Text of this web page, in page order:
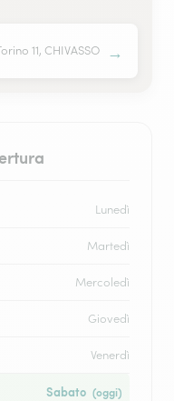
11, CHIVASSO →
Lunedì
Martedì
Mercoledì
Giovedì
Venerdì
Sabato (oggi)